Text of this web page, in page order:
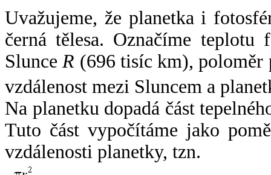
Uvažujeme, že planetka i
černá tělesa. Označíme
SlunceR (696 tisíc km),
vzdálenost mezi Sluncem a
Na planetku dopadá část
Tuto část vypočítáme jako
vzdálenosti planetky, tzn.